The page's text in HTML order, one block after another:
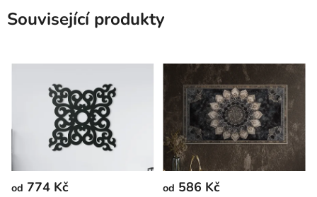
Související produkty
od 774 Kč od 586 Kč